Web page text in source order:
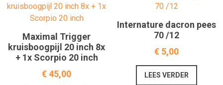
Maximal Trigger
kruisboogpijl 20 inch 8x
+ 1x Scorpio 20 inch
€45,00
Internature dacron pees
70 /12
€5,00
LEES VERDER